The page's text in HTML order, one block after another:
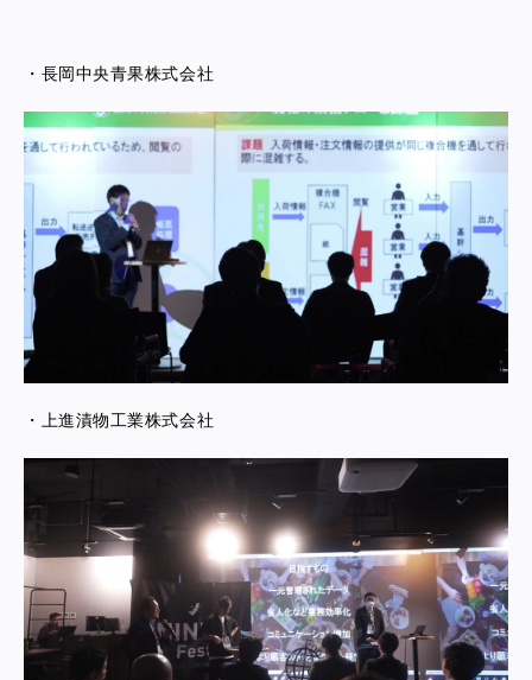
・長岡中央青果株式会社
・上進漬物工業株式会社